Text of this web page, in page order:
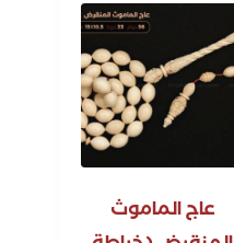
عاج الماموث